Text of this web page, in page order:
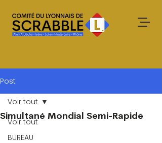
Post
Voir tout
BUREAU
Voir tout
Simultané Mondial Semi-Rapide